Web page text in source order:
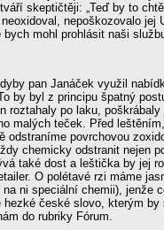
skeptičtěji: „Teď by to
nepoškozovalo jej
mohl prohlásit naši
pan Janáček využil
by byl z principu špatný
roztahaly po laku, poškrábaly
malých teček. Před
odstraníme povrchovou
chemicky odstranit nejen
také dost a leštička by jej
O polétavé rzi máme
ni speciální chemii), jenže
hezké české slovo, kterým by
do rubriky Fórum.